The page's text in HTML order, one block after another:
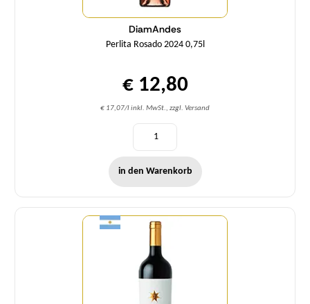
DiamAndes
Perlita Rosado 2024 0,75l
€ 12,80
€ 17,07/l inkl. MwSt., zzgl. Versand
in den Warenkorb
Menge